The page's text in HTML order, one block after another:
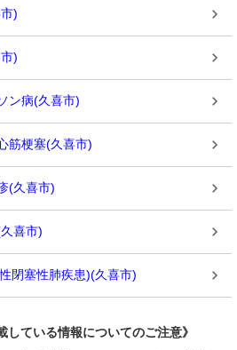
)
)
ン病(久喜市)
筋梗塞(久喜市)
(久喜市)
久喜市)
閉塞性肺疾患)(久喜市)
している情報についてのご注意》